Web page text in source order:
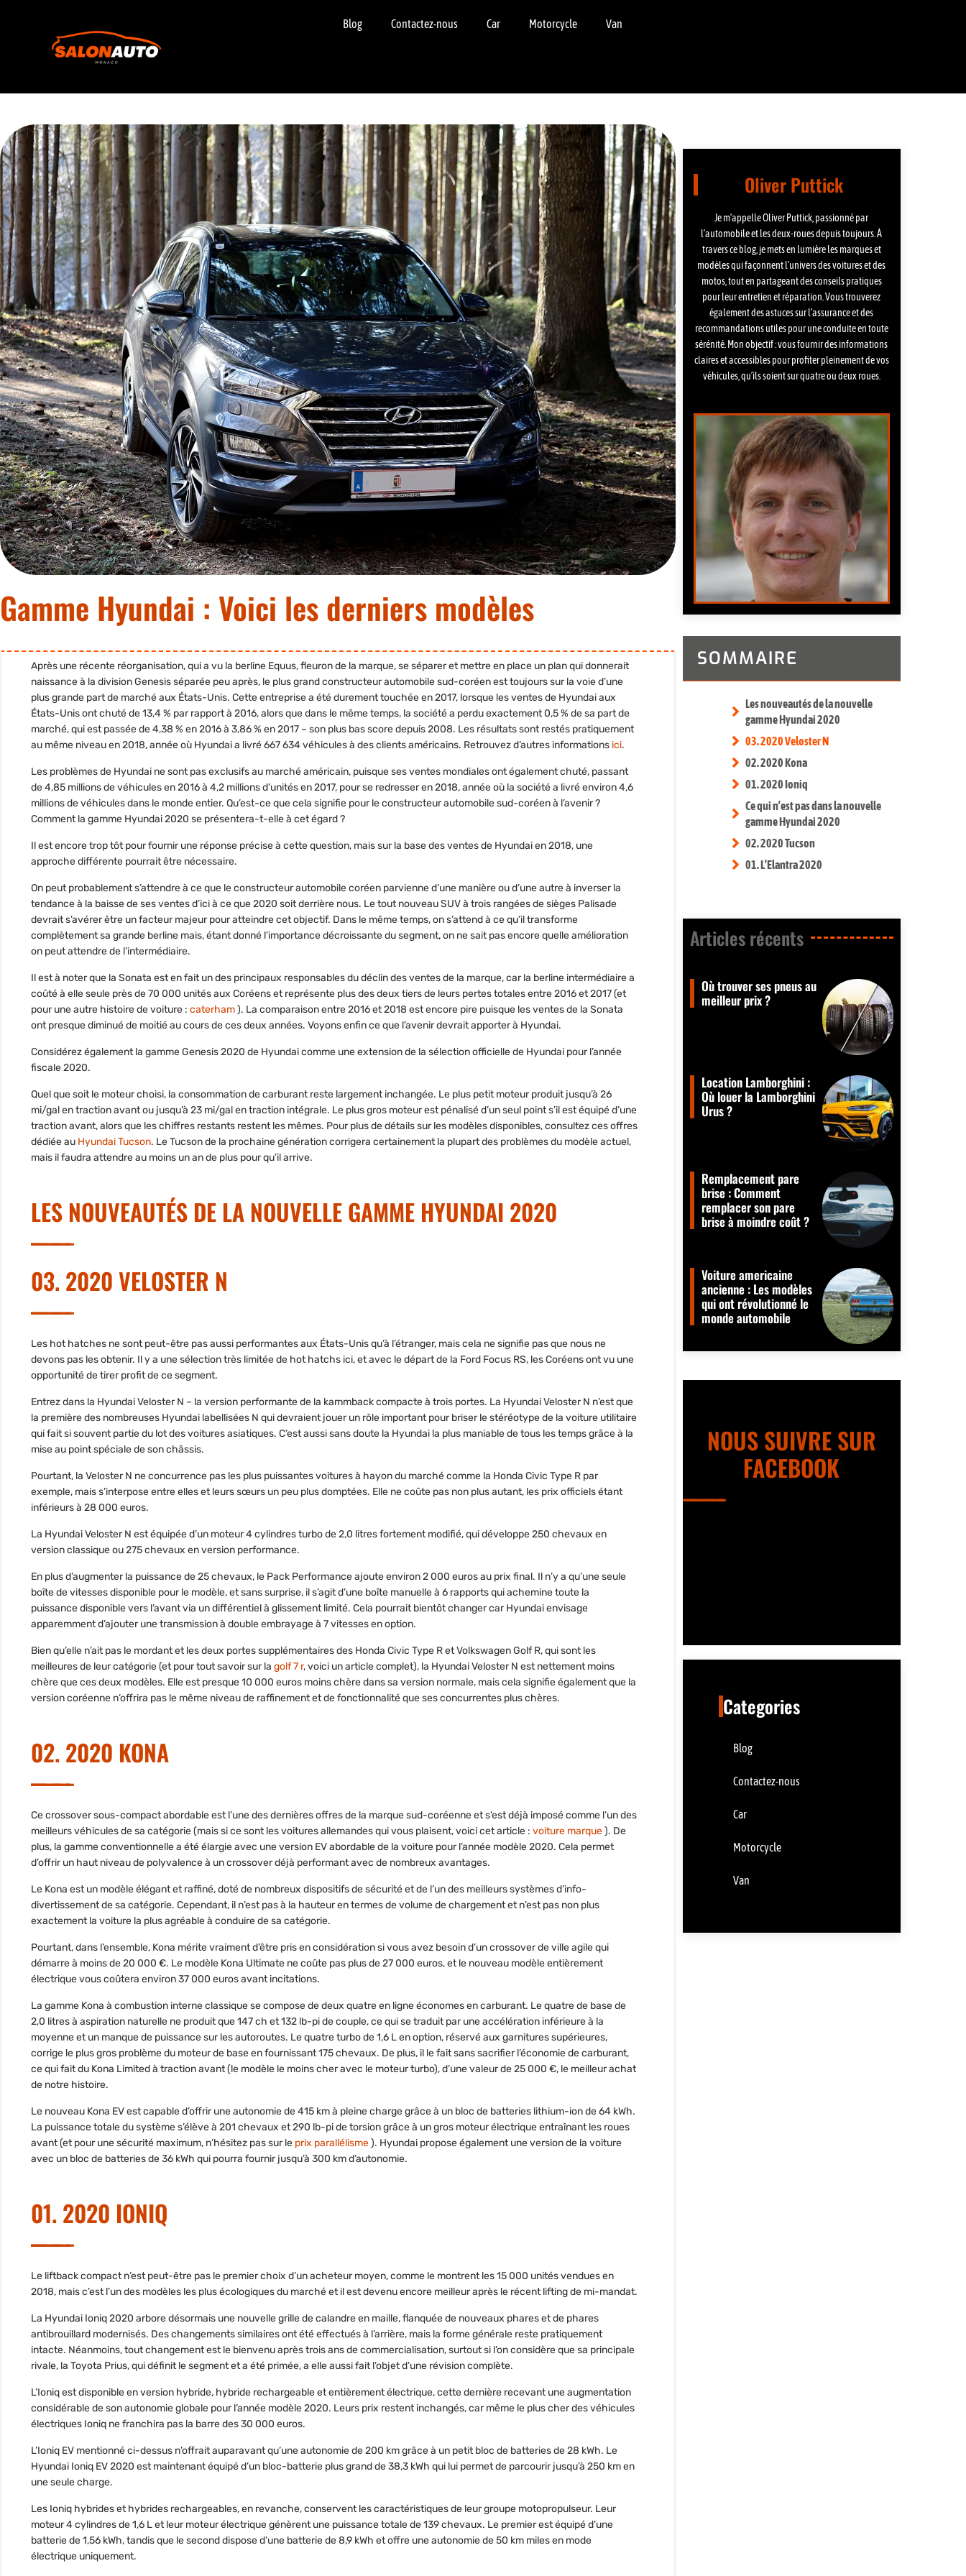
Blog Contactez-nous Car Motorcycle Van
Gamme Hyundai : Voici les derniers modèles
Après une récente réorganisation, qui a vu la berline Equus, fleuron de la marque, se séparer et mettre en place un plan qui donnerait
naissance à la division Genesis séparée peu après, le plus grand constructeur automobile sud-coréen est toujours sur la voie d’une
plus grande part de marché aux États-Unis. Cette entreprise a été durement touchée en 2017, lorsque les ventes de Hyundai aux
États-Unis ont chuté de 13,4 % par rapport à 2016, alors que dans le même temps, la société a perdu exactement 0,5 % de sa part de
marché, qui est passée de 4,38 % en 2016 à 3,86 % en 2017 – son plus bas score depuis 2008. Les résultats sont restés pratiquement
au même niveau en 2018, année où Hyundai a livré 667 634 véhicules à des clients américains. Retrouvez d’autres informations ici.
Les problèmes de Hyundai ne sont pas exclusifs au marché américain, puisque ses ventes mondiales ont également chuté, passant
de 4,85 millions de véhicules en 2016 à 4,2 millions d’unités en 2017, pour se redresser en 2018, année où la société a livré environ 4,6
millions de véhicules dans le monde entier. Qu’est-ce que cela signifie pour le constructeur automobile sud-coréen à l’avenir ?
Comment la gamme Hyundai 2020 se présentera-t-elle à cet égard ?
Il est encore trop tôt pour fournir une réponse précise à cette question, mais sur la base des ventes de Hyundai en 2018, une
approche différente pourrait être nécessaire.
On peut probablement s’attendre à ce que le constructeur automobile coréen parvienne d’une manière ou d’une autre à inverser la
tendance à la baisse de ses ventes d’ici à ce que 2020 soit derrière nous. Le tout nouveau SUV à trois rangées de sièges Palisade
devrait s’avérer être un facteur majeur pour atteindre cet objectif. Dans le même temps, on s’attend à ce qu’il transforme
complètement sa grande berline mais, étant donné l’importance décroissante du segment, on ne sait pas encore quelle amélioration
on peut attendre de l’intermédiaire.
Il est à noter que la Sonata est en fait un des principaux responsables du déclin des ventes de la marque, car la berline intermédiaire a
coûté à elle seule près de 70 000 unités aux Coréens et représente plus des deux tiers de leurs pertes totales entre 2016 et 2017 (et
pour une autre histoire de voiture : caterham). La comparaison entre 2016 et 2018 est encore pire puisque les ventes de la Sonata
ont presque diminué de moitié au cours de ces deux années. Voyons enfin ce que l’avenir devrait apporter à Hyundai.
Considérez également la gamme Genesis 2020 de Hyundai comme une extension de la sélection officielle de Hyundai pour l’année
fiscale 2020.
Quel que soit le moteur choisi, la consommation de carburant reste largement inchangée. Le plus petit moteur produit jusqu’à 26
mi/gal en traction avant ou jusqu’à 23 mi/gal en traction intégrale. Le plus gros moteur est pénalisé d’un seul point s’il est équipé d’une
traction avant, alors que les chiffres restants restent les mêmes. Pour plus de détails sur les modèles disponibles, consultez ces offres
dédiée au Hyundai Tucson. Le Tucson de la prochaine génération corrigera certainement la plupart des problèmes du modèle actuel,
mais il faudra attendre au moins un an de plus pour qu’il arrive.
LES NOUVEAUTÉS DE LA NOUVELLE GAMME HYUNDAI 2020
03. 2020 VELOSTER N
Les hot hatches ne sont peut-être pas aussi performantes aux États-Unis qu’à l’étranger, mais cela ne signifie pas que nous ne
devons pas les obtenir. Il y a une sélection très limitée de hot hatchs ici, et avec le départ de la Ford Focus RS, les Coréens ont vu une
opportunité de tirer profit de ce segment.
Entrez dans la Hyundai Veloster N – la version performante de la kammback compacte à trois portes. La Hyundai Veloster N n’est que
la première des nombreuses Hyundai labellisées N qui devraient jouer un rôle important pour briser le stéréotype de la voiture utilitaire
qui fait si souvent partie du lot des voitures asiatiques. C’est aussi sans doute la Hyundai la plus maniable de tous les temps grâce à la
mise au point spéciale de son châssis.
Pourtant, la Veloster N ne concurrence pas les plus puissantes voitures à hayon du marché comme la Honda Civic Type R par
exemple, mais s’interpose entre elles et leurs sœurs un peu plus domptées. Elle ne coûte pas non plus autant, les prix officiels étant
inférieurs à 28 000 euros.
La Hyundai Veloster N est équipée d’un moteur 4 cylindres turbo de 2,0 litres fortement modifié, qui développe 250 chevaux en
version classique ou 275 chevaux en version performance.
En plus d’augmenter la puissance de 25 chevaux, le Pack Performance ajoute environ 2 000 euros au prix final. Il n’y a qu’une seule
boîte de vitesses disponible pour le modèle, et sans surprise, il s’agit d’une boîte manuelle à 6 rapports qui achemine toute la
puissance disponible vers l’avant via un différentiel à glissement limité. Cela pourrait bientôt changer car Hyundai envisage
apparemment d’ajouter une transmission à double embrayage à 7 vitesses en option.
Bien qu’elle n’ait pas le mordant et les deux portes supplémentaires des Honda Civic Type R et Volkswagen Golf R, qui sont les
meilleures de leur catégorie (et pour tout savoir sur la golf 7 r, voici un article complet), la Hyundai Veloster N est nettement moins
chère que ces deux modèles. Elle est presque 10 000 euros moins chère dans sa version normale, mais cela signifie également que la
version coréenne n’offrira pas le même niveau de raffinement et de fonctionnalité que ses concurrentes plus chères.
02. 2020 KONA
Ce crossover sous-compact abordable est l’une des dernières offres de la marque sud-coréenne et s’est déjà imposé comme l’un des
meilleurs véhicules de sa catégorie (mais si ce sont les voitures allemandes qui vous plaisent, voici cet article : voiture marque). De
plus, la gamme conventionnelle a été élargie avec une version EV abordable de la voiture pour l’année modèle 2020. Cela permet
d’offrir un haut niveau de polyvalence à un crossover déjà performant avec de nombreux avantages.
Le Kona est un modèle élégant et raffiné, doté de nombreux dispositifs de sécurité et de l’un des meilleurs systèmes d’info-
divertissement de sa catégorie. Cependant, il n’est pas à la hauteur en termes de volume de chargement et n’est pas non plus
exactement la voiture la plus agréable à conduire de sa catégorie.
Pourtant, dans l’ensemble, Kona mérite vraiment d’être pris en considération si vous avez besoin d’un crossover de ville agile qui
démarre à moins de 20 000 €. Le modèle Kona Ultimate ne coûte pas plus de 27 000 euros, et le nouveau modèle entièrement
électrique vous coûtera environ 37 000 euros avant incitations.
La gamme Kona à combustion interne classique se compose de deux quatre en ligne économes en carburant. Le quatre de base de
2,0 litres à aspiration naturelle ne produit que 147 ch et 132 lb-pi de couple, ce qui se traduit par une accélération inférieure à la
moyenne et un manque de puissance sur les autoroutes. Le quatre turbo de 1,6 L en option, réservé aux garnitures supérieures,
corrige le plus gros problème du moteur de base en fournissant 175 chevaux. De plus, il le fait sans sacrifier l’économie de carburant,
ce qui fait du Kona Limited à traction avant (le modèle le moins cher avec le moteur turbo), d’une valeur de 25 000 €, le meilleur achat
de notre histoire.
Le nouveau Kona EV est capable d’offrir une autonomie de 415 km à pleine charge grâce à un bloc de batteries lithium-ion de 64 kWh.
La puissance totale du système s’élève à 201 chevaux et 290 lb-pi de torsion grâce à un gros moteur électrique entraînant les roues
avant (et pour une sécurité maximum, n’hésitez pas sur le prix parallélisme). Hyundai propose également une version de la voiture
avec un bloc de batteries de 36 kWh qui pourra fournir jusqu’à 300 km d’autonomie.
01. 2020 IONIQ
Le liftback compact n’est peut-être pas le premier choix d’un acheteur moyen, comme le montrent les 15 000 unités vendues en
2018, mais c’est l’un des modèles les plus écologiques du marché et il est devenu encore meilleur après le récent lifting de mi-mandat.
La Hyundai Ioniq 2020 arbore désormais une nouvelle grille de calandre en maille, flanquée de nouveaux phares et de phares
antibrouillard modernisés. Des changements similaires ont été effectués à l’arrière, mais la forme générale reste pratiquement
intacte. Néanmoins, tout changement est le bienvenu après trois ans de commercialisation, surtout si l’on considère que sa principale
rivale, la Toyota Prius, qui définit le segment et a été primée, a elle aussi fait l’objet d’une révision complète.
L’Ioniq est disponible en version hybride, hybride rechargeable et entièrement électrique, cette dernière recevant une augmentation
considérable de son autonomie globale pour l’année modèle 2020. Leurs prix restent inchangés, car même le plus cher des véhicules
électriques Ioniq ne franchira pas la barre des 30 000 euros.
L’Ioniq EV mentionné ci-dessus n’offrait auparavant qu’une autonomie de 200 km grâce à un petit bloc de batteries de 28 kWh. Le
Hyundai Ioniq EV 2020 est maintenant équipé d’un bloc-batterie plus grand de 38,3 kWh qui lui permet de parcourir jusqu’à 250 km en
une seule charge.
Les Ioniq hybrides et hybrides rechargeables, en revanche, conservent les caractéristiques de leur groupe motopropulseur. Leur
moteur 4 cylindres de 1,6 L et leur moteur électrique génèrent une puissance totale de 139 chevaux. Le premier est équipé d’une
batterie de 1,56 kWh, tandis que le second dispose d’une batterie de 8,9 kWh et offre une autonomie de 50 km miles en mode
électrique uniquement.
Oliver Puttick
Je m’appelle Oliver Puttick, passionné par
l’automobile et les deux-roues depuis toujours. À
travers ce blog, je mets en lumière les marques et
modèles qui façonnent l’univers des voitures et des
motos, tout en partageant des conseils pratiques
pour leur entretien et réparation. Vous trouverez
également des astuces sur l’assurance et des
recommandations utiles pour une conduite en toute
sérénité. Mon objectif : vous fournir des informations
claires et accessibles pour profiter pleinement de vos
véhicules, qu’ils soient sur quatre ou deux roues.
SOMMAIRE
Les nouveautés de la nouvelle
gamme Hyundai 2020
03. 2020 Veloster N
02. 2020 Kona
01. 2020 Ioniq
Ce qui n’est pas dans la nouvelle
gamme Hyundai 2020
02. 2020 Tucson
01. L’Elantra 2020
Articles récents​
Où trouver ses pneus au
meilleur prix ?
Location Lamborghini :
Où louer la Lamborghini
Urus ?
Remplacement pare
brise : Comment
remplacer son pare
brise à moindre coût ?
Voiture americaine
ancienne : Les modèles
qui ont révolutionné le
monde automobile
NOUS SUIVRE SUR
FACEBOOK
Categories
Blog
Contactez-nous
Car
Motorcycle
Van